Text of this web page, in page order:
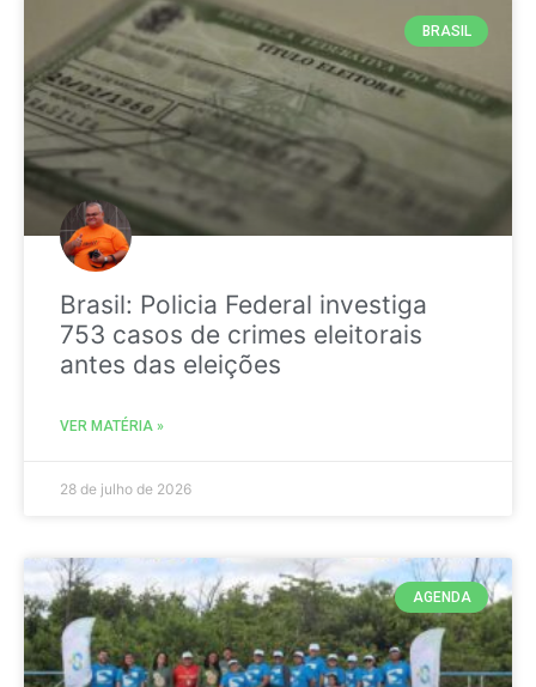
BRASIL
Brasil: Policia Federal investiga
753 casos de crimes eleitorais
antes das eleições
VER MATÉRIA »
28 de julho de 2026
AGENDA